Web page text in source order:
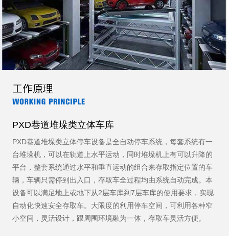
工作原理
PXD巷道堆垛类立体车库
PXD巷道堆垛类立体停车设备是全自动停车系统，每套系统有一
台堆垛机，可以在轨道上水平运动，同时堆垛机上有可以升降的
平台，整套系统通过水平和垂直运动的组合来存取指定位置的车
辆，车辆只需停到出入口，存取车全过程均由系统自动完成。本
设备可以满足地上或地下从2层车库到7层车库的使用要求，实现
自动化快速安全存取车。大限度的利用停车空间，可利用各种窄
小空间，灵活设计，跟周围环境融为一体，存取车灵活方便。